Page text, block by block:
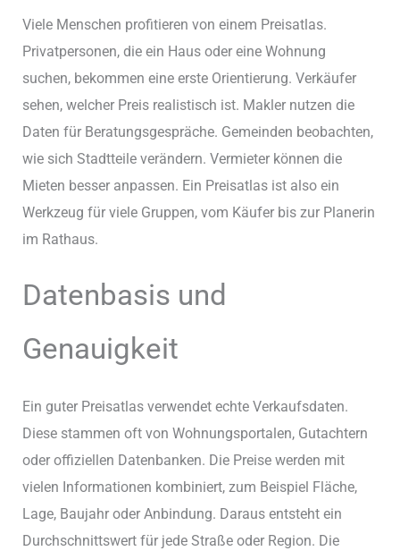
Viele Menschen profitieren von einem Preisatlas.
Privatpersonen, die ein Haus oder eine Wohnung
suchen, bekommen eine erste Orientierung. Verkäufer
sehen, welcher Preis realistisch ist. Makler nutzen die
Daten für Beratungsgespräche. Gemeinden beobachten,
wie sich Stadtteile verändern. Vermieter können die
Mieten besser anpassen. Ein Preisatlas ist also ein
Werkzeug für viele Gruppen, vom Käufer bis zur Planerin
im Rathaus.
Datenbasis und
Genauigkeit
Ein guter Preisatlas verwendet echte Verkaufsdaten.
Diese stammen oft von Wohnungsportalen, Gutachtern
oder offiziellen Datenbanken. Die Preise werden mit
vielen Informationen kombiniert, zum Beispiel Fläche,
Lage, Baujahr oder Anbindung. Daraus entsteht ein
Durchschnittswert für jede Straße oder Region. Die